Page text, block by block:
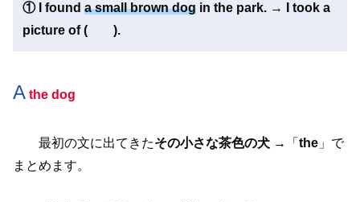
① I found a small brown dog in the park. → I took a
picture of ( ).
A the dog
最初の文に出てきたその小さな茶色の犬 →「 the 」で
まとめます。